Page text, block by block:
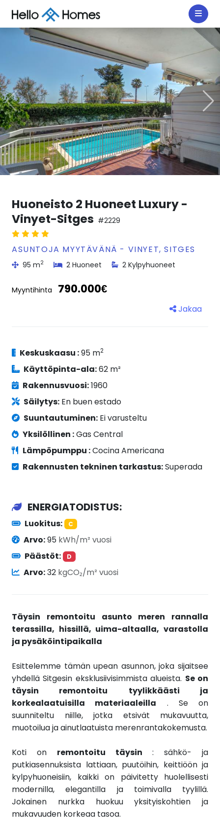
Huoneisto 2 Huoneet Luxury -
Vinyet-Sitges #2229
ASUNTOJA MYYTÄVÄNÄ - VINYET, SITGES
95 m2 2 Huoneet 2 Kylpyhuoneet
Myyntihinta 790.000€
Jakaa
Keskuskaasu :95 m2
Käyttöpinta-ala:62 m²
Rakennusvuosi:1960
Säilytys: En buen estado
Suuntautuminen: Ei varusteltu
Yksilöllinen :Gas Central
Lämpöpumppu :Cocina Americana
Rakennusten tekninen tarkastus:Superada
ENERGIATODISTUS:
Luokitus: C
Arvo:95 kWh/m² vuosi
Päästöt:
D
Arvo:32 kgCO₂/m² vuosi
Täysin remontoitu asunto meren rannalla
terassilla, hissillä, uima-altaalla, varastolla
ja pysäköintipaikalla
Esittelemme tämän upean asunnon, joka sijaitsee
yhdellä Sitgesin eksklusiivisimmista alueista. Se on
täysin remontoitu
tyylikkäästi ja
korkealaatuisilla materiaaleilla . Se on
suunniteltu niille, jotka etsivät mukavuutta,
muotoilua ja ainutlaatuista merenrantakokemusta.
Koti on remontoitu täysin : sähkö- ja
putkiasennuksista lattiaan, puutöihin, keittiöön ja
kylpyhuoneisiin, kaikki on päivitetty huolellisesti
modernilla, elegantilla ja toimivalla tyylillä.
Jokainen nurkka huokuu yksityiskohtien ja
mukavuuden korkeaa tasoa.